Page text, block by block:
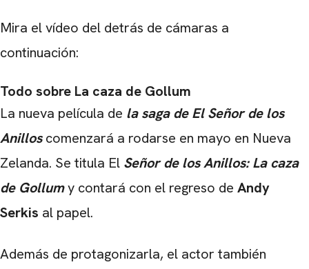
Mira el vídeo del detrás de cámaras a
continuación:
Todo sobre La caza de Gollum
La nueva película de la saga de El Señor de los
Anilloscomenzará a rodarse en mayo en Nueva
Zelanda. Se titula El Señor de los Anillos: La caza
de Gollumy contará con el regreso de Andy
Serkis al papel.
Además de protagonizarla, el actor también